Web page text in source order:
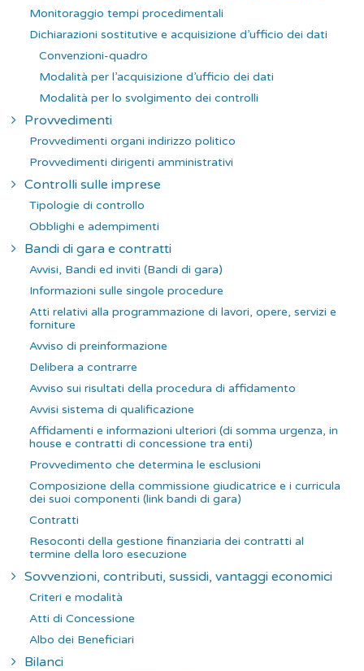
Monitoraggio tempi procedimentali
Dichiarazioni sostitutive e acquisizione d’ufficio dei dati
Convenzioni-quadro
Modalità per l’acquisizione d’ufficio dei dati
Modalità per lo svolgimento dei controlli
Provvedimenti
Provvedimenti organi indirizzo politico
Provvedimenti dirigenti amministrativi
Controlli sulle imprese
Tipologie di controllo
Obblighi e adempimenti
Bandi di gara e contratti
Avvisi, Bandi ed inviti (Bandi di gara)
Informazioni sulle singole procedure
Atti relativi alla programmazione di lavori, opere, servizi e
forniture
Avviso di preinformazione
Delibera a contrarre
Avviso sui risultati della procedura di affidamento
Avvisi sistema di qualificazione
Affidamenti e informazioni ulteriori (di somma urgenza, in
house e contratti di concessione tra enti)
Provvedimento che determina le esclusioni
Composizione della commissione giudicatrice e i curricula
dei suoi componenti (link bandi di gara)
Contratti
Resoconti della gestione finanziaria dei contratti al
termine della loro esecuzione
Sovvenzioni, contributi, sussidi, vantaggi economici
Criteri e modalità
Atti di Concessione
Albo dei Beneficiari
Bilanci